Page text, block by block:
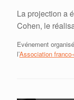
La projection a
Cohen, le
Evénement
l’Association